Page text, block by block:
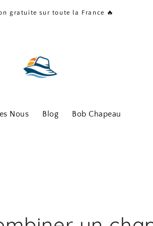
gratuite sur toute la France 🔥
Nous Blog Bob Chapeau